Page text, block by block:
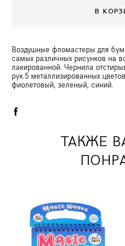
В
Воздушные фломастеры для
самых различных рисунков на
лакированной. Чернила
рук.5 металлизированных
фиолетовый, зеленый, синий.
ТАКЖЕ